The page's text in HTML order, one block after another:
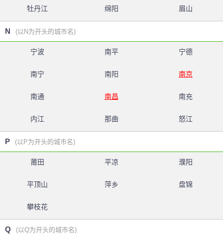
牡丹江 绵阳 眉山
N (以N为开头的城市名)
宁波 南平 宁德
南宁 南阳 南京
南通 南昌 南充
内江 那曲 怒江
P (以P为开头的城市名)
莆田 平凉 濮阳
平顶山 萍乡 盘锦
攀枝花
Q (以Q为开头的城市名)